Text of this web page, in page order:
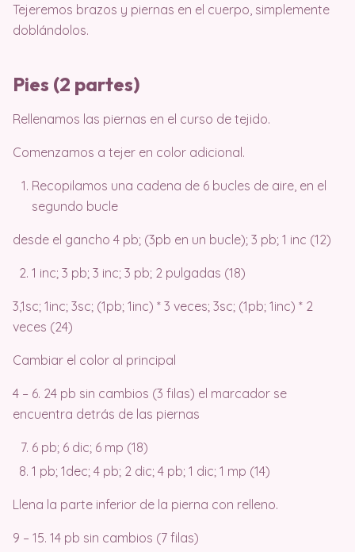
Tejeremos brazos y piernas en el cuerpo, simplemente
doblándolos.
Pies (2 partes)
Rellenamos las piernas en el curso de tejido.
Comenzamos a tejer en color adicional.
Recopilamos una cadena de 6 bucles de aire, en el
segundo bucle
desde el gancho 4 pb; (3pb en un bucle); 3 pb; 1 inc (12)
1 inc; 3 pb; 3 inc; 3 pb; 2 pulgadas (18)
3,1sc; 1inc; 3sc; (1pb; 1inc) * 3 veces; 3sc; (1pb; 1inc) * 2
veces (24)
Cambiar el color al principal
4 – 6. 24 pb sin cambios (3 filas) el marcador se
encuentra detrás de las piernas
6 pb; 6 dic; 6 mp (18)
1 pb; 1dec; 4 pb; 2 dic; 4 pb; 1 dic; 1 mp (14)
Llena la parte inferior de la pierna con relleno.
9 – 15. 14 pb sin cambios (7 filas)